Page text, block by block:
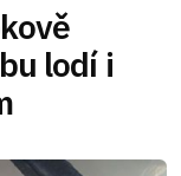
lodí i